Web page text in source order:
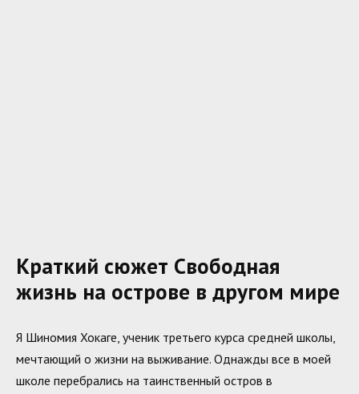
Краткий сюжет Свободная
жизнь на острове в другом мире
Я Шиномия Хокаге, ученик третьего курса средней школы,
мечтающий о жизни на выживание. Однажды все в моей
школе перебрались на таинственный остров в